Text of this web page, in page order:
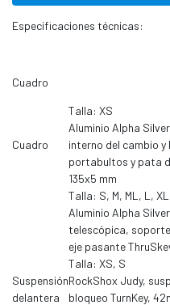
Especificaciones técnicas:
Cuadro
Cuadro
Talla: XS
Aluminio Alpha
interno del cambio
portabultos y pata
135x5 mm
Talla: S, M, ML, L,
Aluminio Alpha
telescópica,
eje pasante
Suspensión
delantera
Talla: XS, S
RockShox Judy,
bloqueo TurnKey,